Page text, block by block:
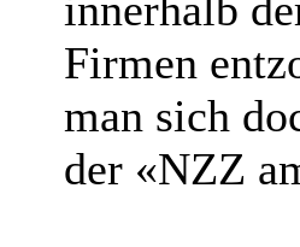
Firmen
man sich
der «NZZ